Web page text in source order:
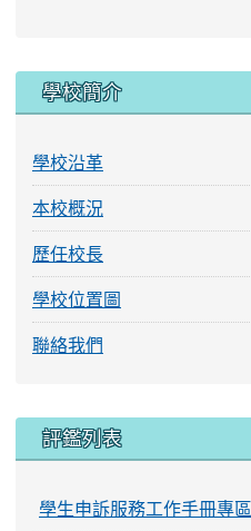
學校簡介
學校沿革
本校概況
歷任校長
學校位置圖
聯絡我們
評鑑列表
學生申訴服務工作手冊專區